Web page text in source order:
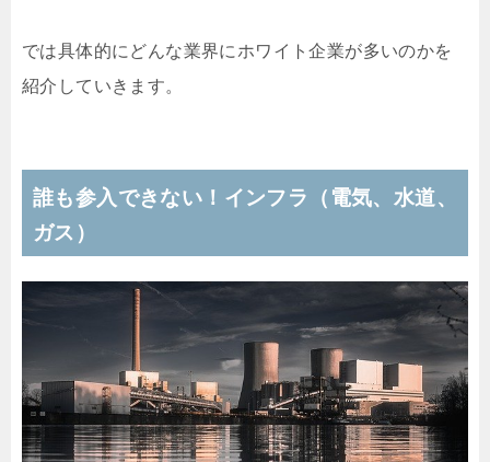
では具体的にどんな業界にホワイト企業が多いのかを
紹介していきます。
誰も参入できない！インフラ（電気、水道、
ガス）